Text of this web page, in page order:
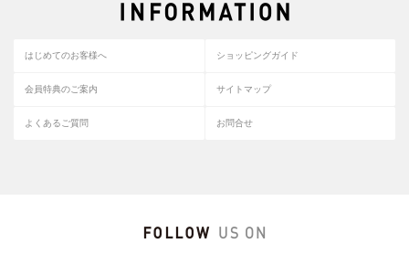
はじめてのお客様へ ショッピングガイド
会員特典のご案内 サイトマップ
よくあるご質問 お問合せ